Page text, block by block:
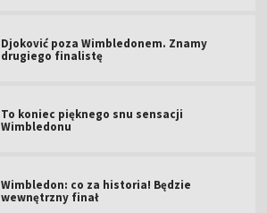
Djoković poza Wimbledonem. Znamy
drugiego finalistę
To koniec pięknego snu sensacji
Wimbledonu
Wimbledon: co za historia! Będzie
wewnętrzny finał